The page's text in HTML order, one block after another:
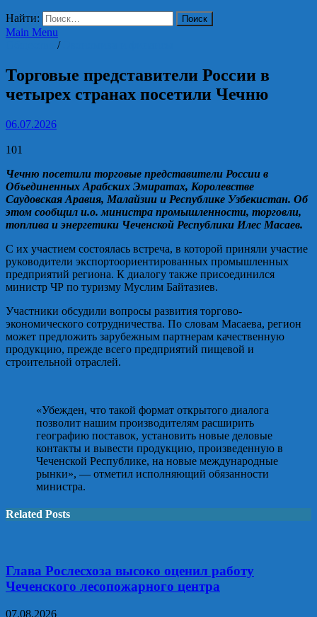
Найти:
Main Menu
/
Торговые представители России в
четырех странах посетили Чечню
06.07.2026
101
Чечню посетили торговые представители России в
Объединенных Арабских Эмиратах, Королевстве
Саудовская Аравия, Малайзии и Республике Узбекистан. Об
этом сообщил и.о. министра промышленности, торговли,
топлива и энергетики Чеченской Республики Илес Масаев.
С их участием состоялась встреча, в которой приняли участие
руководители экспортоориентированных промышленных
предприятий региона. К диалогу также присоединился
министр ЧР по туризму Муслим Байтазиев.
Участники обсудили вопросы развития торгово-
экономического сотрудничества. По словам Масаева, регион
может предложить зарубежным партнерам качественную
продукцию, прежде всего предприятий пищевой и
строительной отраслей.
«Убежден, что такой формат открытого диалога
позволит нашим производителям расширить
географию поставок, установить новые деловые
контакты и вывести продукцию, произведенную в
Чеченской Республике, на новые международные
рынки», — отметил исполняющий обязанности
министра.
Related Posts
Глава Рослесхоза высоко оценил работу
Чеченского лесопожарного центра
07.08.2026